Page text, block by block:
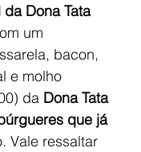
Dona Tata
um
bacon,
e molho
da Dona Tata
que já
Vale ressaltar